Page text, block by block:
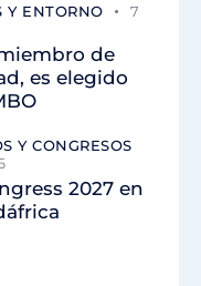
Y ENTORNO
7
de
es elegido
Y CONGRESOS
2027 en